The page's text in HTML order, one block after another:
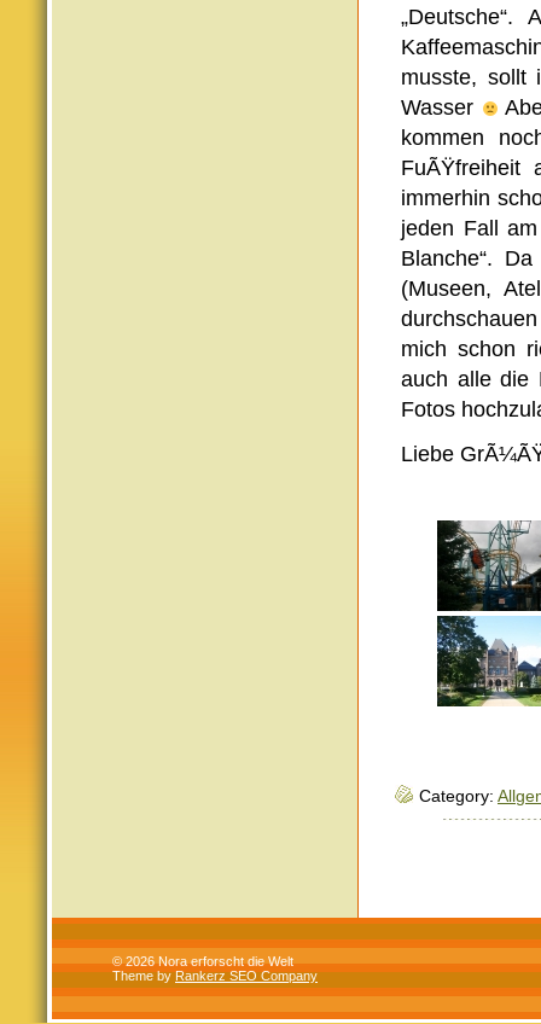
musste, sollt
Wasser
kommen
FuÃŸfreiheit
immerhin
jeden Fall
Blanche“.
(Museen,
mich schon
auch alle die
Fotos
Liebe
Category:
© 2026 Nora erforscht die Welt
Theme byRankerz SEO Company